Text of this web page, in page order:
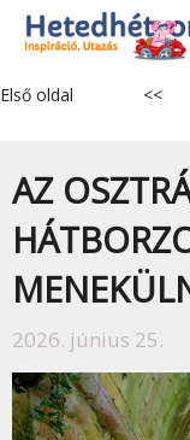
Első oldal <<
AZ
2026. június 25.